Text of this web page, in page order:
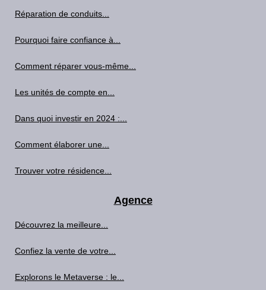
Réparation de conduits...
Pourquoi faire confiance à...
Comment réparer vous-même...
Les unités de compte en...
Dans quoi investir en 2024 :...
Comment élaborer une...
Trouver votre résidence...
Agence
Découvrez la meilleure...
Confiez la vente de votre...
Explorons le Metaverse : le...